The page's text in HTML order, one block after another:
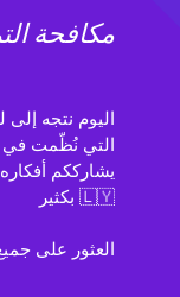
مكافحة
اليوم نتجه
يشارككم
بكثير 🇱🇾
العثور على